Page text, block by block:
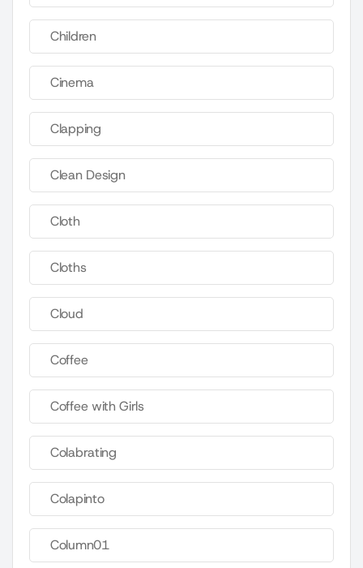
Children
Cinema
Clapping
Clean Design
Cloth
Cloths
Cloud
Coffee
Coffee with Girls
Colabrating
Colapinto
Column01